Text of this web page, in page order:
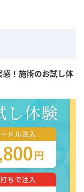
！施術のお試し体